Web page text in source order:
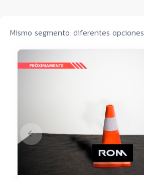
Mismo segmento, diferentes opciones